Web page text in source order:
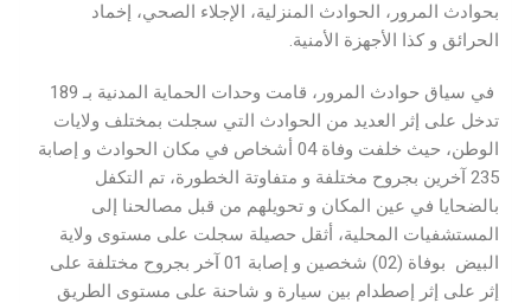
بحوادث المرور، الحوادث المنزلية، الإجلاء الصحي، إخماد
الحرائق و كذا الأجهزة الأمنية.
في سياق حوادث المرور، قامت وحدات الحماية المدنية بـ 189
تدخل على إثر العديد من الحوادث التي سجلت بمختلف ولايات
الوطن، حيث خلفت وفاة 04 أشخاص في مكان الحوادث و إصابة
235 آخرين بجروح مختلفة و متفاوتة الخطورة، تم التكفل
بالضحايا في عين المكان و تحويلهم من قبل مصالحنا إلى
المستشفيات المحلية، أثقل حصيلة سجلت على مستوى ولاية
البيض بوفاة (02) شخصين و إصابة 01 آخر بجروح مختلفة على
إثر على إثر إصطدام بين سيارة و شاحنة على مستوى الطريق